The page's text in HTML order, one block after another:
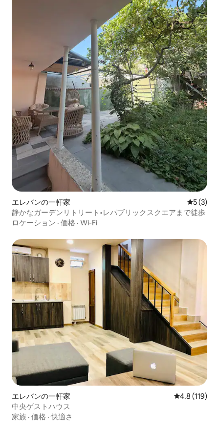
エレバンの一軒家 レビュー
5 (3)
静かなガーデンリトリート•レパブリックスクエアまで徒歩
ロケーション · 価格 · Wi-Fi
エレバンの一軒家 レビュー119
4.8 (119)
中央ゲストハウス
家族 · 価格 ·快適さ